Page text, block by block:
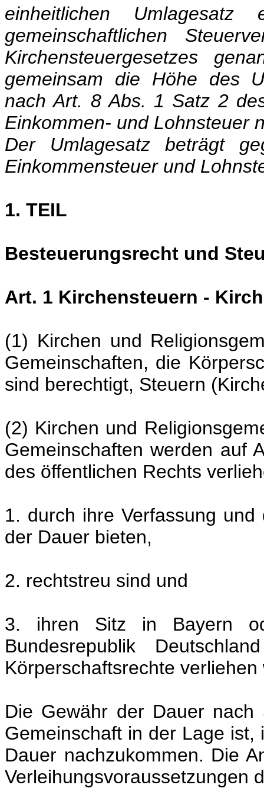
einheitlichen Umlagesatz
gemeinschaftlichen
Kirchensteuergesetzes
gemeinsam die Höhe des
nach Art. 8 Abs. 1 Satz 2
Einkommen- und Lohnsteuer
Der Umlagesatz beträgt
Einkommensteuer und
1. TEIL
Besteuerungsrecht und
Art. 1 Kirchensteuern -
(1) Kirchen und
Gemeinschaften, die
sind berechtigt, Steuern
(2) Kirchen und
Gemeinschaften werden auf
des öffentlichen Rechts
1. durch ihre Verfassung
der Dauer bieten,
2. rechtstreu sind und
3. ihren Sitz in Bayern
Bundesrepublik
Körperschaftsrechte
Die Gewähr der Dauer
Gemeinschaft in der Lage ist,
Dauer nachzukommen. Die
Verleihungsvoraussetzungen